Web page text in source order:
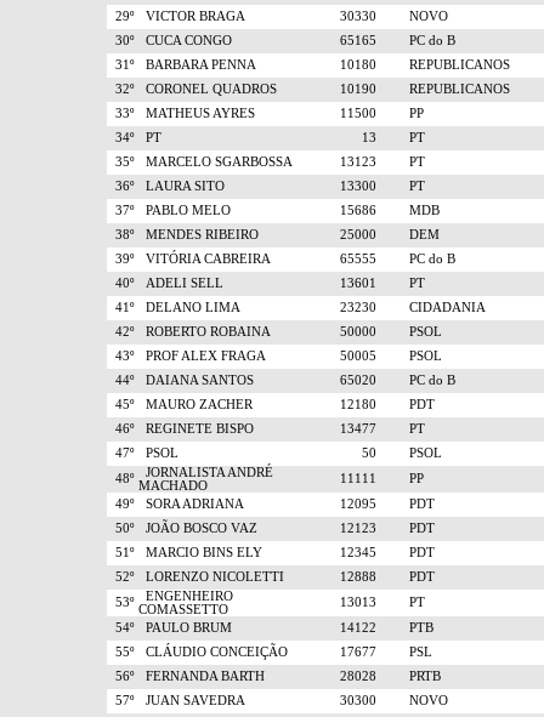
29º
VICTOR BRAGA 30330
NOVO
30º
CUCA CONGO 65165
PC do B
31º
BARBARA PENNA 10180
REPUBLICANOS
32º
CORONEL QUADROS 10190
REPUBLICANOS
33º
MATHEUS AYRES 11500
PP
34º
PT 13
PT
35º
MARCELO SGARBOSSA 13123
PT
36º
LAURA SITO 13300
PT
37º
PABLO MELO 15686
MDB
38º
MENDES RIBEIRO 25000
DEM
39º
VITÓRIA CABREIRA 65555
PC do B
40º
ADELI SELL 13601
PT
41º
DELANO LIMA 23230
CIDADANIA
42º
ROBERTO ROBAINA 50000
PSOL
43º
PROF ALEX FRAGA 50005
PSOL
44º
DAIANA SANTOS 65020
PC do B
45º
MAURO ZACHER 12180
PDT
46º
REGINETE BISPO 13477
PT
47º
PSOL 50
PSOL
48º
JORNALISTA ANDRÉ
MACHADO
11111
PP
49º
SORA ADRIANA 12095
PDT
50º
JOÃO BOSCO VAZ 12123
PDT
51º
MARCIO BINS ELY 12345
PDT
52º
LORENZO NICOLETTI 12888
PDT
53º
ENGENHEIRO
COMASSETTO
13013
PT
54º
PAULO BRUM 14122
PTB
55º
CLÁUDIO CONCEIÇÃO 17677
PSL
56º
FERNANDA BARTH 28028
PRTB
57º
JUAN SAVEDRA 30300
NOVO